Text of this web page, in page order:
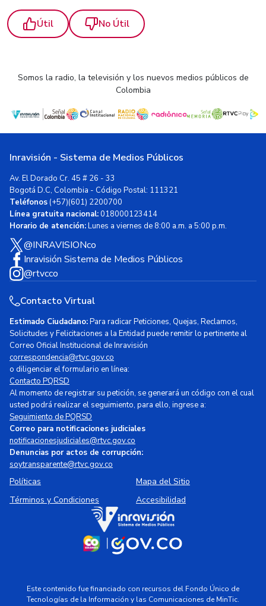
Útil No Útil
Somos la radio, la televisión y los nuevos medios públicos de
Colombia
Inravisión - Sistema de Medios Públicos
Av. El Dorado Cr. 45 # 26 - 33
Bogotá D.C, Colombia - Código Postal: 111321
Teléfonos(+57)(601) 2200700
Línea gratuita nacional:018000123414
Horario de atención:Lunes a viernes de 8:00 a.m. a 5:00 p.m.
@INRAVISIONco
Inravisión Sistema de Medios Públicos
@rtvcco
Contacto Virtual
Estimado Ciudadano:Para radicar Peticiones, Quejas, Reclamos,
Solicitudes y Felicitaciones a la Entidad puede remitir lo pertinente al
Correo Oficial Institucional de Inravisión
correspondencia@rtvc.gov.co
o diligenciar el formulario en línea:
Contacto PQRSD
Al momento de registrar su petición, se generará un código con el cual
usted podrá realizar el seguimiento, para ello, ingrese a:
Seguimiento de PQRSD
Correo para notificaciones judiciales
notificacionesjudiciales@rtvc.gov.co
Denuncias por actos de corrupción:
soytransparente@rtvc.gov.co
Políticas
Mapa del Sitio
Términos y Condiciones
Accesibilidad
Este contenido fue financiado con recursos del Fondo Único de
Tecnologías de la Información y las Comunicaciones de MinTic.